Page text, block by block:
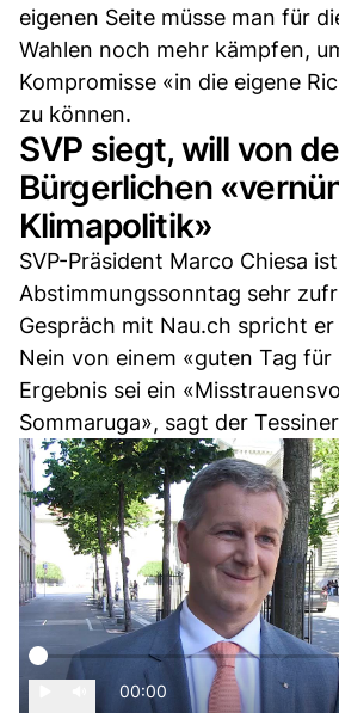
eigenen Seite müsse man für
Wahlen noch mehr kämpfen,
Kompromisse «in die eigene
zu können.
SVP siegt, will von
Bürgerlichen
Klimapolitik»
SVP-Präsident Marco Chiesa
Abstimmungssonntag sehr
Gespräch mit Nau.ch spricht
Nein von einem «guten Tag für
Ergebnis sei ein
Sommaruga», sagt der Tessiner
00:00